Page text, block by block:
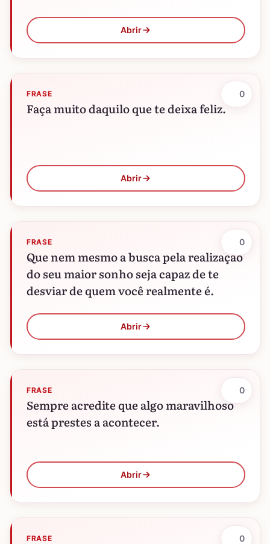
Abrir
FRASE
Faça muito daquilo que te deixa feliz.
Abrir
0
FRASE
Que nem mesmo a busca pela realização
do seu maior sonho seja capaz de te
desviar de quem você realmente é.
Abrir
0
FRASE
Sempre acredite que algo maravilhoso
está prestes a acontecer.
Abrir
0
FRASE 0